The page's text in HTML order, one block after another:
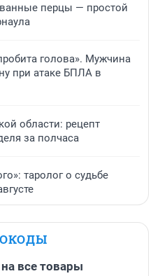
перцы — простой
голова». Мужчина
при атаке БПЛА в
области: рецепт
за полчаса
таролог о судьбе
все товары